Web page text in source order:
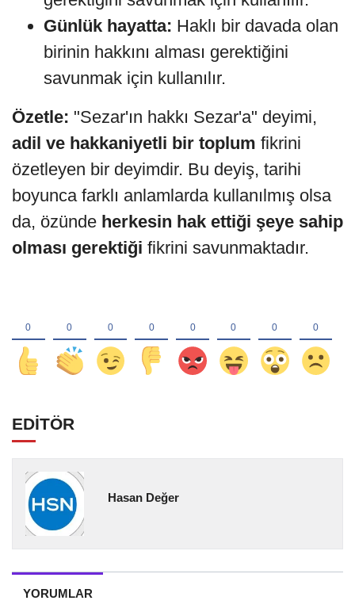
Günlük hayatta: Haklı bir davada olan
birinin hakkını alması gerektiğini
savunmak için kullanılır.
Özetle: "Sezar'ın hakkı Sezar'a" deyimi,
adil ve hakkaniyetli bir toplum fikrini
özetleyen bir deyimdir. Bu deyiş, tarihi
boyunca farklı anlamlarda kullanılmış olsa
da, özünde herkesin hak ettiği şeye sahip
olması gerektiği fikrini savunmaktadır.
EDİTÖR
Hasan Değer
YORUMLAR